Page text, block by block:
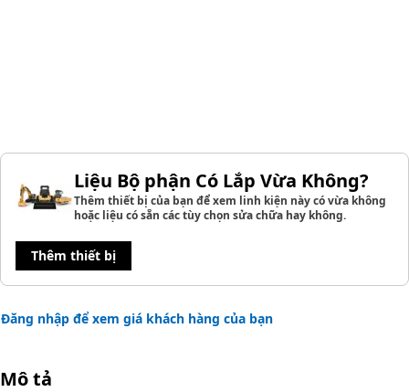
Liệu Bộ phận Có Lắp Vừa Không?
Thêm thiết bị của bạn để xem linh kiện này có vừa không
hoặc liệu có sẵn các tùy chọn sửa chữa hay không.
Thêm thiết bị
Đăng nhập để xem giá khách hàng của bạn
Mô tả